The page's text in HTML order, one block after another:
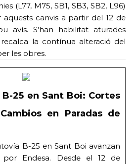
(L77, M75, SB1, SB3, SB2, L96)
canvis a partir del 12 de
avís. S’han habilitat aturades
la contínua alteració del
les obres.
25 en Sant Boi: Cortes
en Paradas de
B-25 en Sant Boi avanzan
por Endesa. Desde el 12 de